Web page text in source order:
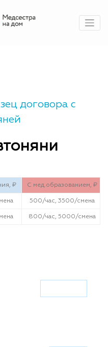
договора с
₽ С мед.образованием, ₽
500/час, 3500/смена
800/час, 5000/смена